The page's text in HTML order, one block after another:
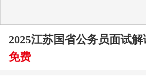
2025江苏国省公务员面试
免费